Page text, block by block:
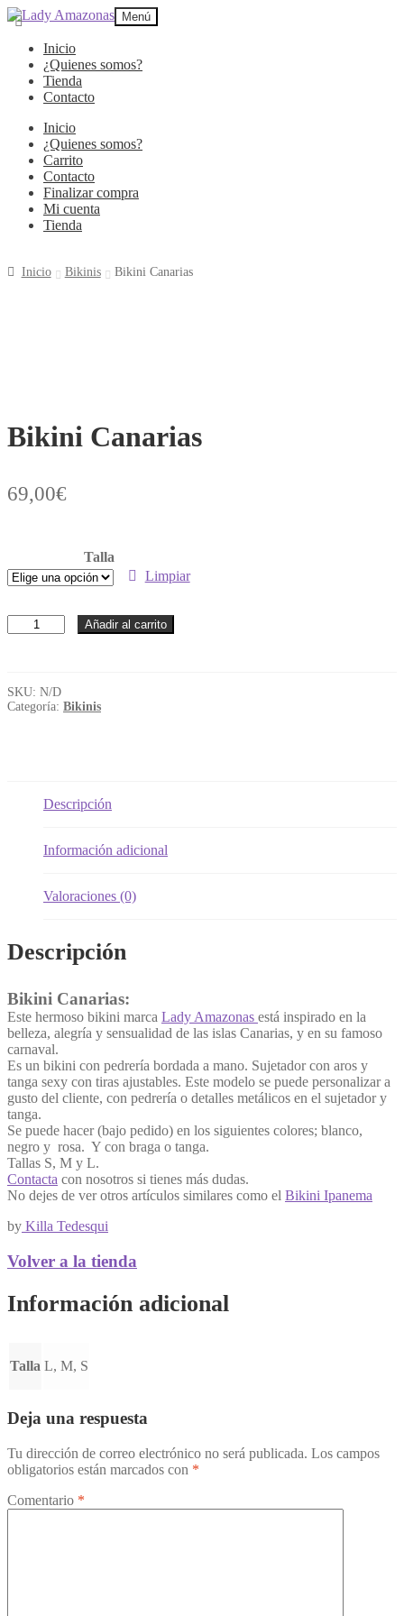
Menú
Inicio
¿Quienes somos?
Tienda
Contacto
Inicio
¿Quienes somos?
Carrito
Contacto
Finalizar compra
Mi cuenta
Tienda
Inicio Bikinis Bikini Canarias
Bikini Canarias
69,00€
Talla
Limpiar
Añadir al carrito
SKU: N/D
Categoría: Bikinis
Descripción
Información adicional
Valoraciones (0)
Descripción
Bikini Canarias:
Este hermoso bikini marca Lady Amazonas está inspirado en la
belleza, alegría y sensualidad de las islas Canarias, y en su famoso
carnaval.
Es un bikini con pedrería bordada a mano. Sujetador con aros y
tanga sexy con tiras ajustables. Este modelo se puede personalizar a
gusto del cliente, con pedrería o detalles metálicos en el sujetador y
tanga.
Se puede hacer (bajo pedido) en los siguientes colores; blanco,
negro y rosa. Y con braga o tanga.
Tallas S, M y L.
Contacta con nosotros si tienes más dudas.
No dejes de ver otros artículos similares como el Bikini Ipanema
by Killa Tedesqui
Volver a la tienda
Información adicional
Talla L, M, S
Deja una respuesta
Tu dirección de correo electrónico no será publicada. Los campos
obligatorios están marcados con *
Comentario *